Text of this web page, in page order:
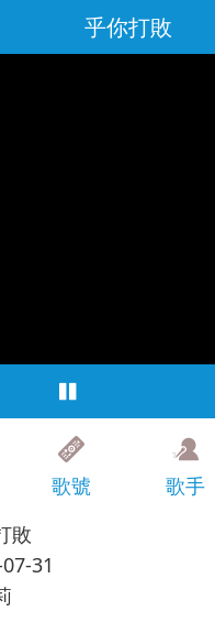
乎你打敗
歌號 歌手
敗
31